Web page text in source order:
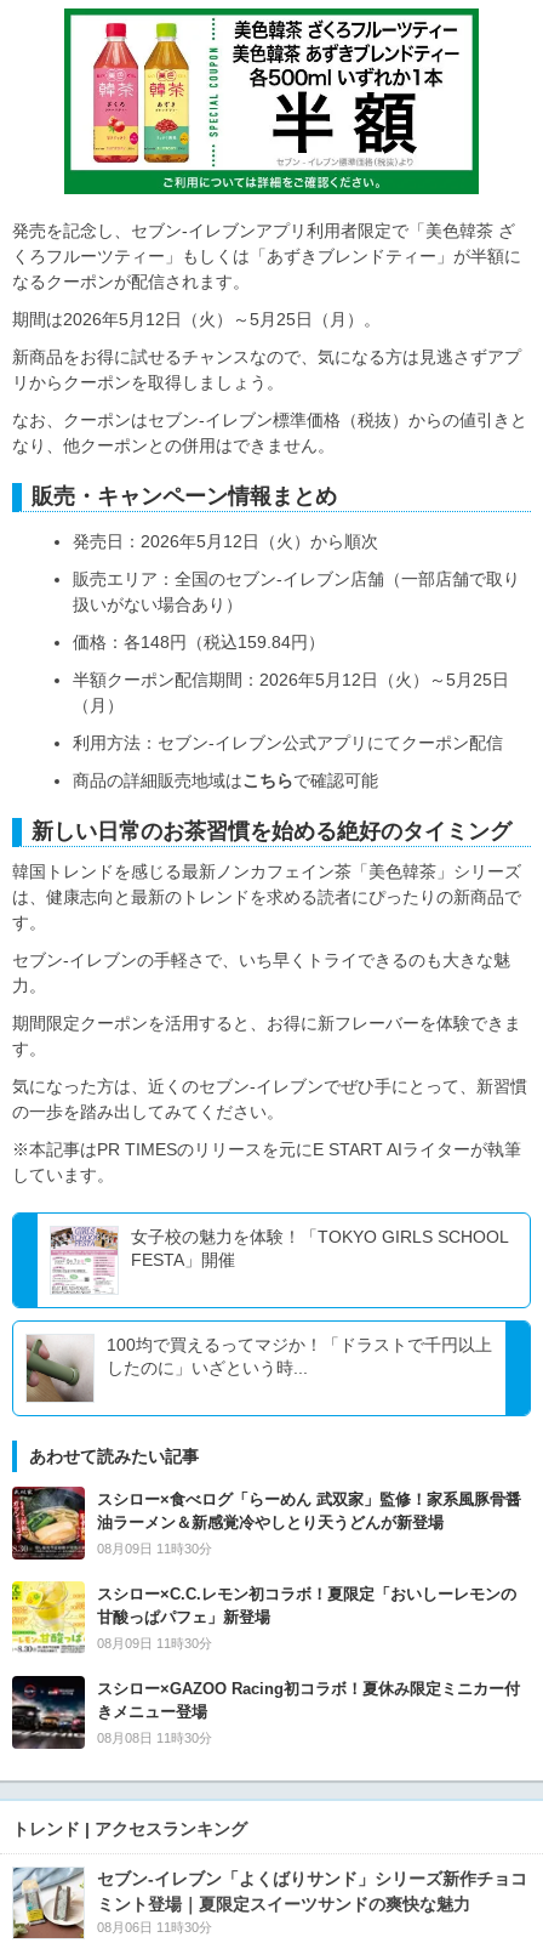
発売を記念し、セブン-イレブンアプリ利用者限定で「美色韓茶 ざ
くろフルーツティー」もしくは「あずきブレンドティー」が半額に
なるクーポンが配信されます。
期間は2026年5月12日（火）～5月25日（月）。
新商品をお得に試せるチャンスなので、気になる方は見逃さずアプ
リからクーポンを取得しましょう。
なお、クーポンはセブン-イレブン標準価格（税抜）からの値引きと
なり、他クーポンとの併用はできません。
販売・キャンペーン情報まとめ
発売日：2026年5月12日（火）から順次
販売エリア：全国のセブン-イレブン店舗（一部店舗で取り
扱いがない場合あり）
価格：各148円（税込159.84円）
半額クーポン配信期間：2026年5月12日（火）～5月25日
（月）
利用方法：セブン-イレブン公式アプリにてクーポン配信
商品の詳細販売地域はこちらで確認可能
新しい日常のお茶習慣を始める絶好のタイミング
韓国トレンドを感じる最新ノンカフェイン茶「美色韓茶」シリーズ
は、健康志向と最新のトレンドを求める読者にぴったりの新商品で
す。
セブン-イレブンの手軽さで、いち早くトライできるのも大きな魅
力。
期間限定クーポンを活用すると、お得に新フレーバーを体験できま
す。
気になった方は、近くのセブン-イレブンでぜひ手にとって、新習慣
の一歩を踏み出してみてください。
※本記事はPR TIMESのリリースを元にE START AIライターが執筆
しています。
女子校の魅力を体験！「TOKYO GIRLS SCHOOL
FESTA」開催
100均で買えるってマジか！「ドラストで千円以上
したのに」いざという時...
あわせて読みたい記事
スシロー×食べログ「らーめん 武双家」監修！家系風豚骨醤
油ラーメン＆新感覚冷やしとり天うどんが新登場
08月09日 11時30分
スシロー×C.C.レモン初コラボ！夏限定「おいしーレモンの
甘酸っぱパフェ」新登場
08月09日 11時30分
スシロー×GAZOO Racing初コラボ！夏休み限定ミニカー付
きメニュー登場
08月08日 11時30分
トレンド | アクセスランキング
セブン‐イレブン「よくばりサンド」シリーズ新作チョコ
ミント登場｜夏限定スイーツサンドの爽快な魅力
08月06日 11時30分